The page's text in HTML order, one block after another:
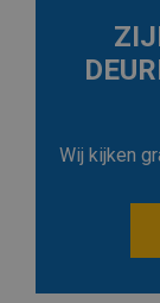
Wij kijken